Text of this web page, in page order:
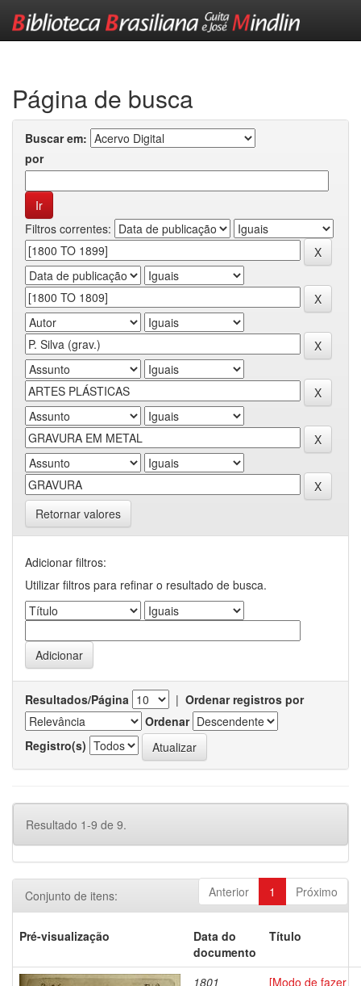
Página de busca
Buscar em:
por
Filtros correntes:
Retornar valores
Adicionar filtros:
Utilizar filtros para refinar o resultado de busca.
Resultados/Página | Ordenar registros por
Ordenar
Registro(s)
Resultado 1-9 de 9.
Anterior 1 Próximo
Conjunto de itens:
Pré-visualização
Data do
documento
Título
1801
[Modo de fazer